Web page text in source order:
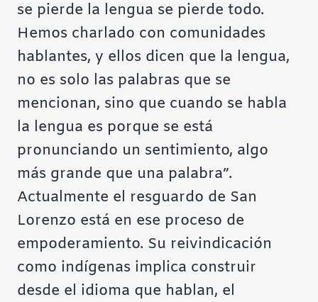
se pierde la lengua se pierde todo.
Hemos charlado con comunidades
hablantes, y ellos dicen que la lengua,
no es solo las palabras que se
mencionan, sino que cuando se habla
la lengua es porque se está
pronunciando un sentimiento, algo
más grande que una palabra”.
Actualmente el resguardo de San
Lorenzo está en ese proceso de
empoderamiento. Su reivindicación
como indígenas implica construir
desde el idioma que hablan, el